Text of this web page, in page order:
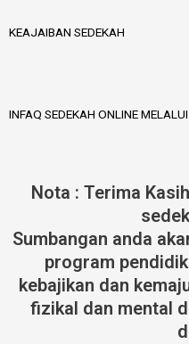
KEAJAIBAN SEDEKAH
INFAQ SEDEKAH ONLINE
Nota : Terima
Sumbangan anda
program
kebajikan dan
fizikal dan mental